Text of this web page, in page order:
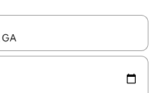
beschikbaar zijn, maak je een